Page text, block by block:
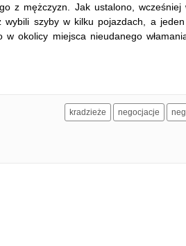
z mężczyzn. Jak ustalono, wcześniej
szyby w kilku pojazdach, a
okolicy miejsca nieudanego
kradzieże negocjacje